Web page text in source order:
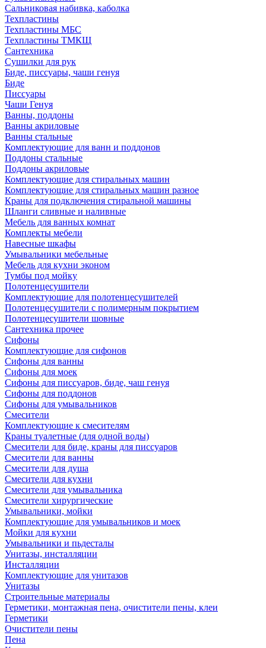
Сальниковая набивка, каболка
Техпластины
Техпластины МБС
Техпластины ТМКЩ
Сантехника
Сушилки для рук
Биде, писсуары, чаши генуя
Биде
Писсуары
Чаши Генуя
Ванны, поддоны
Ванны акриловые
Ванны стальные
Комплектующие для ванн и поддонов
Поддоны стальные
Поддоны акриловые
Комплектующие для стиральных машин
Комплектующие для стиральных машин разное
Краны для подключения стиральной машины
Шланги сливные и наливные
Мебель для ванных комнат
Комплекты мебели
Навесные шкафы
Умывальники мебельные
Мебель для кухни эконом
Тумбы под мойку
Полотенцесушители
Комплектующие для полотенцесушителей
Полотенцесушители с полимерным покрытием
Полотенцесушители шовные
Сантехника прочее
Сифоны
Комплектующие для сифонов
Сифоны для ванны
Сифоны для моек
Сифоны для писсуаров, биде, чаш генуя
Сифоны для поддонов
Сифоны для умывальников
Смесители
Комплектующие к смесителям
Краны туалетные (для одной воды)
Смесители для биде, краны для писсуаров
Смесители для ванны
Смесители для душа
Смесители для кухни
Смесители для умывальника
Смесители хирургические
Умывальники, мойки
Комплектующие для умывальников и моек
Мойки для кухни
Умывальники и пьдесталы
Унитазы, инсталляции
Инсталляции
Комплектующие для унитазов
Унитазы
Строительные материалы
Герметики, монтажная пена, очистители пены, клеи
Герметики
Очистители пены
Пена